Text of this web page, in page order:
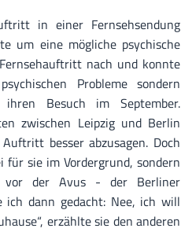
in einer Fernsehsendung
um eine mögliche psychische
nach und konnte
Probleme sondern
ihren Besuch im September.
zwischen Leipzig und Berlin
besser abzusagen. Doch
sie im Vordergrund, sondern
vor der Avus - der Berliner
dann gedacht: Nee, ich will
erzählte sie den anderen